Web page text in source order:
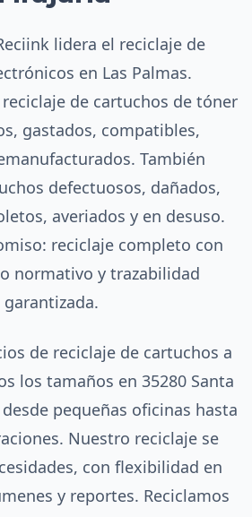
lidera el reciclaje de
en Las Palmas.
de cartuchos de tóner
gastados, compatibles,
También
defectuosos, dañados,
averiados y en desuso.
reciclaje completo con
normativo y trazabilidad
garantizada.
de reciclaje de cartuchos a
los tamaños en 35280 Santa
pequeñas oficinas hasta
Nuestro reciclaje se
con flexibilidad en
y reportes. Reciclamos